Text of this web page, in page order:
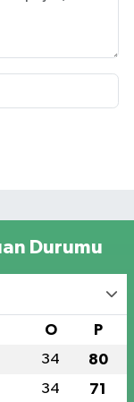
Durumu
O P
34 80
34 71